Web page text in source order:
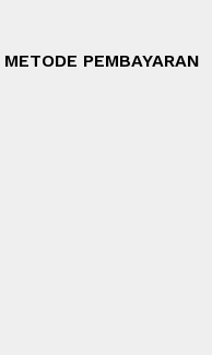
METODE PEMBAYARAN